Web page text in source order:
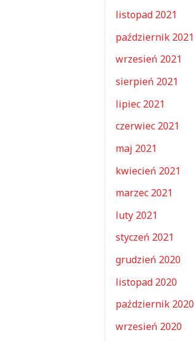
listopad 2021
październik 2021
wrzesień 2021
sierpień 2021
lipiec 2021
czerwiec 2021
maj 2021
kwiecień 2021
marzec 2021
luty 2021
styczeń 2021
grudzień 2020
listopad 2020
październik 2020
wrzesień 2020